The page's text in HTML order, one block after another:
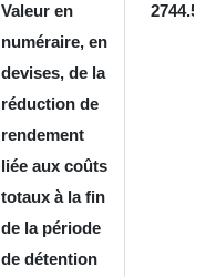
Valeur en
numéraire, en
devises, de la
réduction de
rendement
liée aux coûts
totaux à la fin
de la période
de détention
2744.55